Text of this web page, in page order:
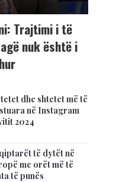
Trajtimi i të
nuk është i
dhe shtetet më të
në Instagram
2024
të dytët në
me orët më të
të punës